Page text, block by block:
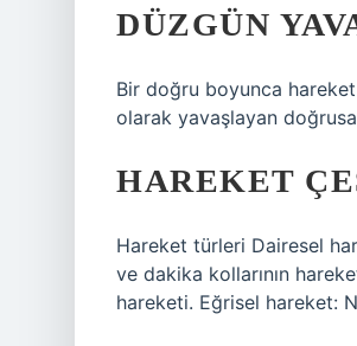
DÜZGÜN
Bir doğru boyunca
olarak yavaşlayan
HAREKET
Hareket türleri Dairesel
ve dakika kollarının
hareketi. Eğrisel hareket: